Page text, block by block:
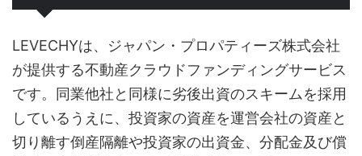
LEVECHYは、ジャパン・プロパティーズ株式会社
が提供する不動産クラウドファンディングサービス
です。同業他社と同様に劣後出資のスキームを採用
しているうえに、投資家の資産を運営会社の資産と
切り離す倒産隔離や投資家の出資金、分配金及び償